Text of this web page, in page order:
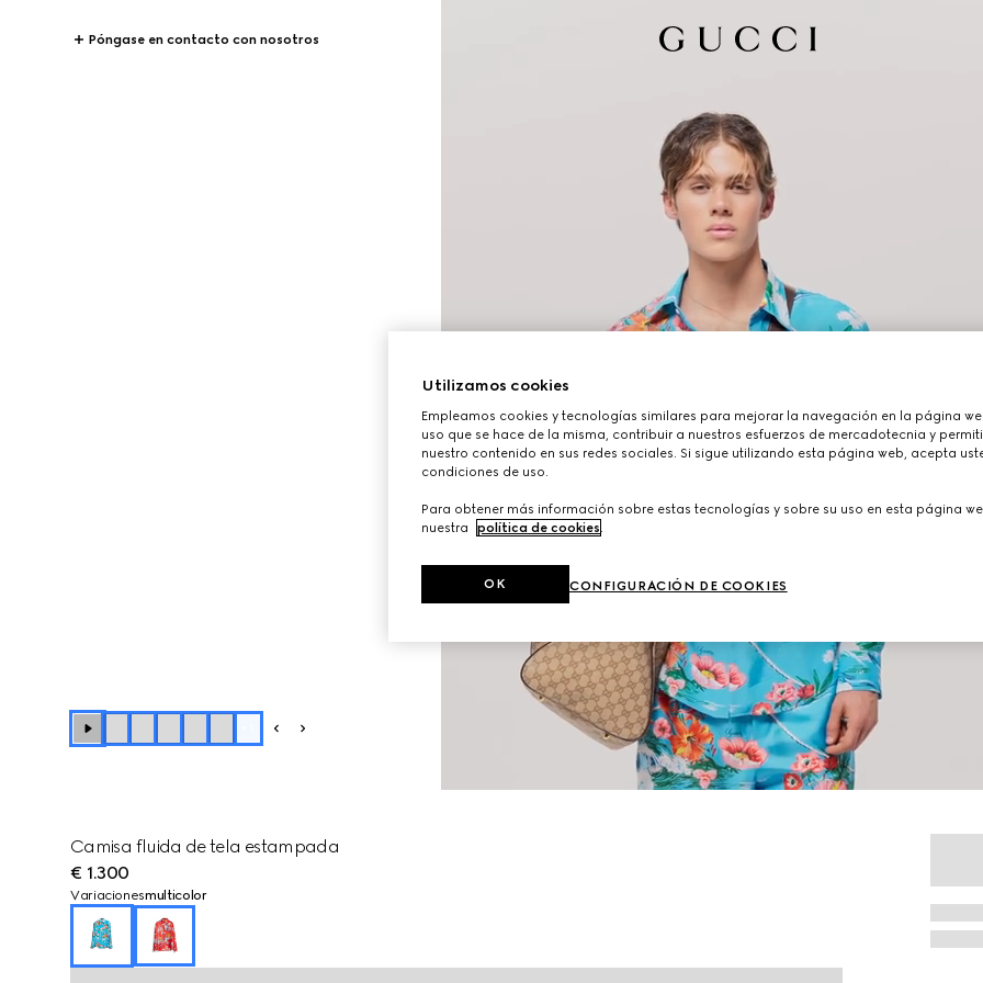
Póngase en contacto con nosotros
Camisa fluida de tela estampada
€ 1.300
Variacionesmulticolor
Utilizamos cookies
Empleamos cookies y tecnologías similares para mejorar la navegación en la página
uso que se hace de la misma, contribuir a nuestros esfuerzos de mercadotecnia y
nuestro contenido en sus redes sociales. Si sigue utilizando esta página web, acepta
condiciones de uso.
Para obtener más información sobre estas tecnologías y sobre su uso en esta página
nuestra
política de cookies.
CONFIGURACIÓN DE COOKIES
OK